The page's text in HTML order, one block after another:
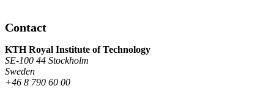
Contact
KTH Royal Institute of Technology
SE-100 44 Stockholm
Sweden
+46 8 790 60 00